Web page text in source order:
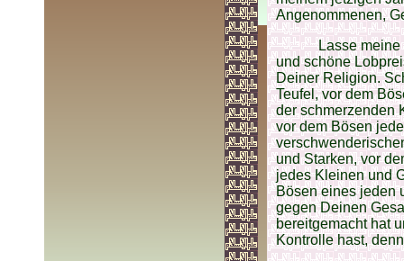
Angenommenen,
Lasse
und schöne
Deiner Religion.
Teufel, vor dem
der schmerzenden
vor dem Bösen
und Starken, vor
jedes Kleinen und
Bösen eines jeden
gegen Deinen
bereitgemacht hat
Kontrolle hast,